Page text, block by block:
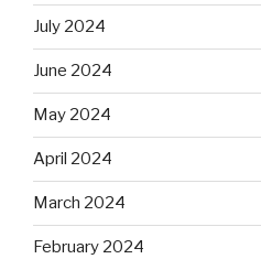
July 2024
June 2024
May 2024
April 2024
March 2024
February 2024